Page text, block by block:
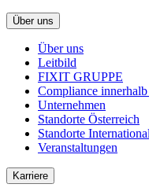
Über uns
Über uns
Leitbild
FIXIT GRUPPE
Compliance
Unternehmen
Standorte Österreich
Standorte International
Veranstaltungen
Karriere